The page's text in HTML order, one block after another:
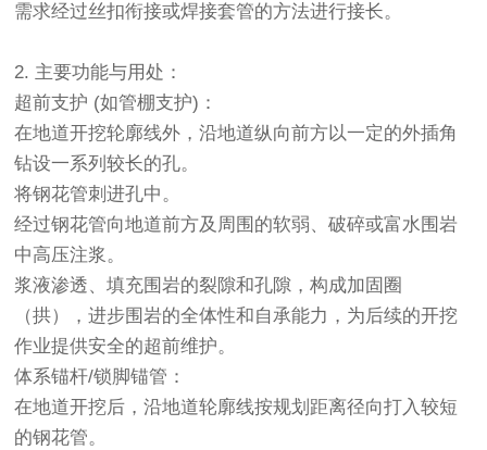
需求经过丝扣衔接或焊接套管的方法进行接长。
2. 主要功能与用处：
超前支护 (如管棚支护)：
在地道开挖轮廓线外，沿地道纵向前方以一定的外插角
钻设一系列较长的孔。
将钢花管刺进孔中。
经过钢花管向地道前方及周围的软弱、破碎或富水围岩
中高压注浆。
浆液渗透、填充围岩的裂隙和孔隙，构成加固圈
（拱），进步围岩的全体性和自承能力，为后续的开挖
作业提供安全的超前维护。
体系锚杆/锁脚锚管：
在地道开挖后，沿地道轮廓线按规划距离径向打入较短
的钢花管。